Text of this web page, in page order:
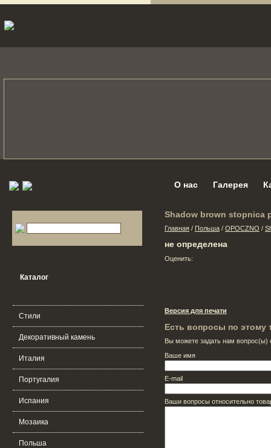
О нас Галерея
Каталог
Стили
Декоративный камень
Италия
Португалия
Испания
Мозаика
Польша
Shadow brown stopnica
Главная / Польша / OPOCZNO /
не определена
Оценить:
Версия для печати
Есть вопросы по этому
Вы можете задать нам
Ваше имя
E-mail
Ваши вопросы относительно